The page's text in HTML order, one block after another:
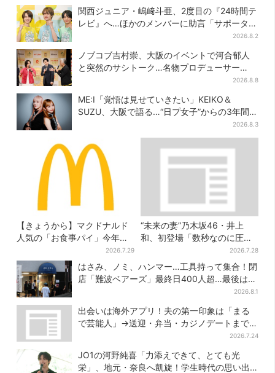
怒涛すぎる」
関西ジュニア・嶋﨑斗亜、2度目の『24時間テ
レビ』へ…ほかのメンバーに助言「サポーター
2026.8.2
ノブコブ吉村崇、大阪のイベントで河合郁人
と突然のサシトーク…名物プロデューサー
2026.8.8
ME:I「覚悟は見せていきたい」KEIKO＆
SUZU、大阪で語る…“日プ女子”からの3年間
2026.8.3
【きょうから】マクドナルド
人気の「お食事パイ」今年も
登場、熱々とろ～り夏限定メ
ニュー
2026.7.29
“未来の妻”乃木坂46・井上
和、初登場「数秒なのに圧
巻」…「豊臣兄弟！」第30回
あらすじ・清須会議
2026.7.28
はさみ、ノミ、ハンマー…工具持って集合！閉
店「難波ベアーズ」最終日400人超…最後は
2026.8.1
出会いは海外アプリ！夫の第一印象は「まる
で芸能人」→送迎・弁当・カジノデートまで…
2026.7.24
JO1の河野純喜「力添えできて、とても光
栄」、地元・奈良へ凱旋！学生時代の思い出